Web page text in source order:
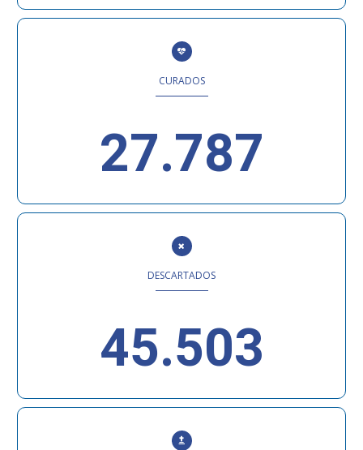
CURADOS
27.787
DESCARTADOS
45.503